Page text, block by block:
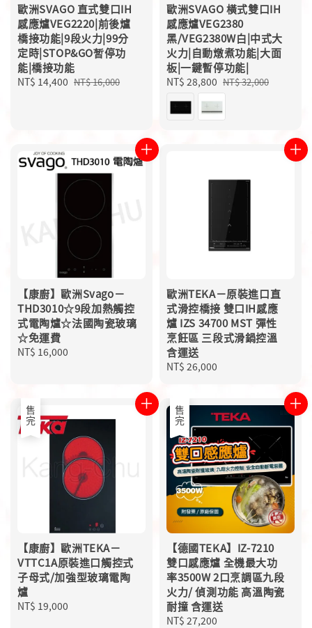
歐洲SVAGO 直式雙口IH
感應爐VEG2220|前後爐
橋接功能|9段火力|99分
定時|STOP&GO暂停功
能|橋接功能
Sale
NT$ 14,400 Regular
NT$ 16,000
歐洲SVAGO 橫式雙口IH
感應爐VEG2380
黑/VEG2380W白|中式大
火力|自動燉煮功能|大面
板|一鍵暫停功能|
Sale
NT$ 28,800 Regular
price
NT$ 32,000
【康廚】歐洲Svago－
THD3010☆9段加熱觸控
式電陶爐☆法國陶瓷玻璃
☆免運費
Regular
NT$ 16,000
歐洲TEKA－原裝進口直
式滑控橋接 雙口IH感應
爐 IZS 34700 MST 彈性
烹飪區 三段式滑鍋控溫
含運送
Regular
NT$ 26,000
售完
【康廚】歐洲TEKA－
VTTC1A原裝進口觸控式
子母式/加強型玻璃電陶
爐
Regular
NT$ 19,000
售完
【德國TEKA】IZ-7210
雙口感應爐 全機最大功
率3500W 2口烹調區九段
火力/ 偵測功能 高溫陶瓷
耐撞 含運送
Regular
NT$ 27,200